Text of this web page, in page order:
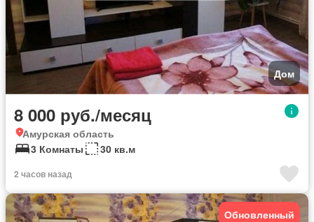
Дом
8 000 руб./месяц
Амурская область
3 Комнаты
30 кв.м
2 часов назад
Обновленный